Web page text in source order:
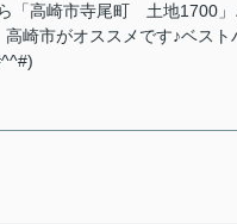
「高崎市寺尾町 土地1700
崎市がオススメです♪ベス